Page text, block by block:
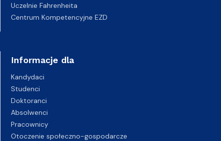
Uczelnie Fahrenheita
Centrum Kompetencyjne EZD
Informacje dla
Kandydaci
Studenci
Doktoranci
Absolwenci
Pracownicy
Otoczenie społeczno-gospodarcze